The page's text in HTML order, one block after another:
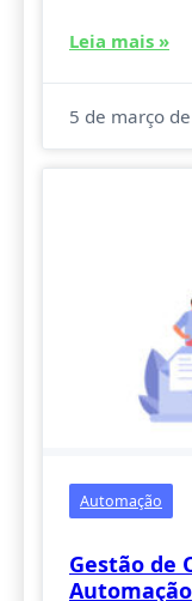
Leia mais »
5 de março
Automação
Gestão de
Automação